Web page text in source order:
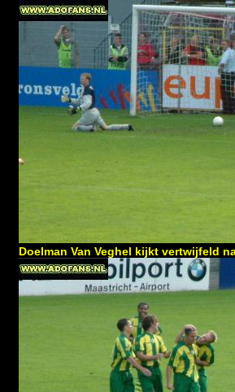
Doelman Van Veghel kijkt vertwijfeld